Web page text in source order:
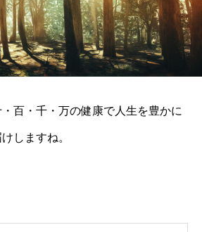
百・千・万の健康で人生を豊かに
しますね。